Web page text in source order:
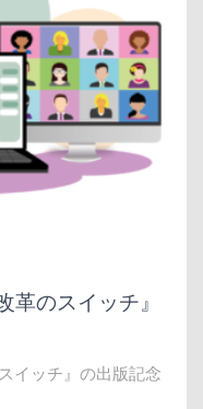
革のスイッチ』
イッチ』の出版記念